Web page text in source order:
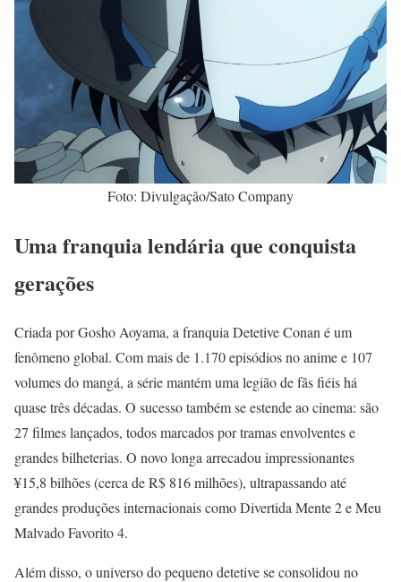
Foto: Divulgação/Sato Company
Uma franquia lendária que conquista
gerações
Criada por Gosho Aoyama, a franquia Detetive Conan é um
fenômeno global. Com mais de 1.170 episódios no anime e 107
volumes do mangá, a série mantém uma legião de fãs fiéis há
quase três décadas. O sucesso também se estende ao cinema: são
27 filmes lançados, todos marcados por tramas envolventes e
grandes bilheterias. O novo longa arrecadou impressionantes
¥15,8 bilhões (cerca de R$ 816 milhões), ultrapassando até
grandes produções internacionais como Divertida Mente 2 e Meu
Malvado Favorito 4.
Além disso, o universo do pequeno detetive se consolidou no